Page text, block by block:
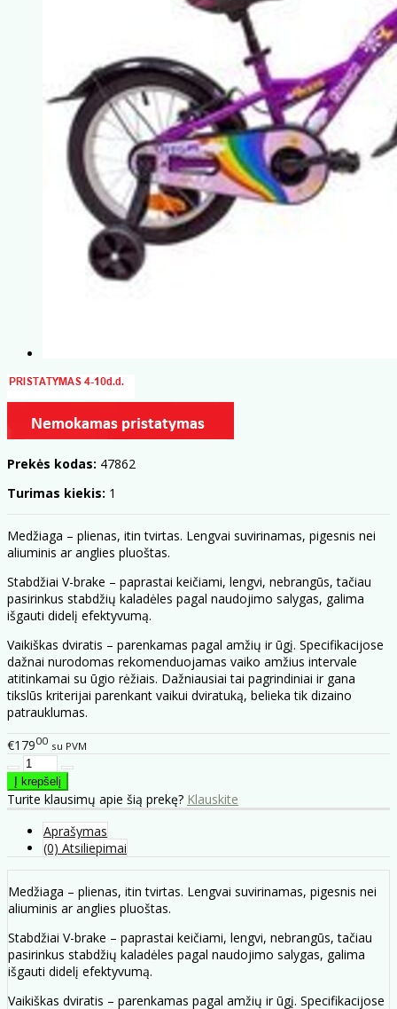
Prekės kodas: 47862
Turimas kiekis: 1
Medžiaga – plienas, itin tvirtas. Lengvai suvirinamas, pigesnis nei
aliuminis ar anglies pluoštas.
Stabdžiai V-brake – paprastai keičiami, lengvi, nebrangūs, tačiau
pasirinkus stabdžių kaladėles pagal naudojimo salygas, galima
išgauti didelį efektyvumą.
Vaikiškas dviratis – parenkamas pagal amžių ir ūgį. Specifikacijose
dažnai nurodomas rekomenduojamas vaiko amžius intervale
atitinkamai su ūgio rėžiais. Dažniausiai tai pagrindiniai ir gana
tikslūs kriterijai parenkant vaikui dviratuką, belieka tik dizaino
patrauklumas.
€17900 su PVM
Turite klausimų apie šią prekę? Klauskite
Aprašymas
(0) Atsiliepimai
Medžiaga – plienas, itin tvirtas. Lengvai suvirinamas, pigesnis nei
aliuminis ar anglies pluoštas.
Stabdžiai V-brake – paprastai keičiami, lengvi, nebrangūs, tačiau
pasirinkus stabdžių kaladėles pagal naudojimo salygas, galima
išgauti didelį efektyvumą.
Vaikiškas dviratis – parenkamas pagal amžių ir ūgį. Specifikacijose